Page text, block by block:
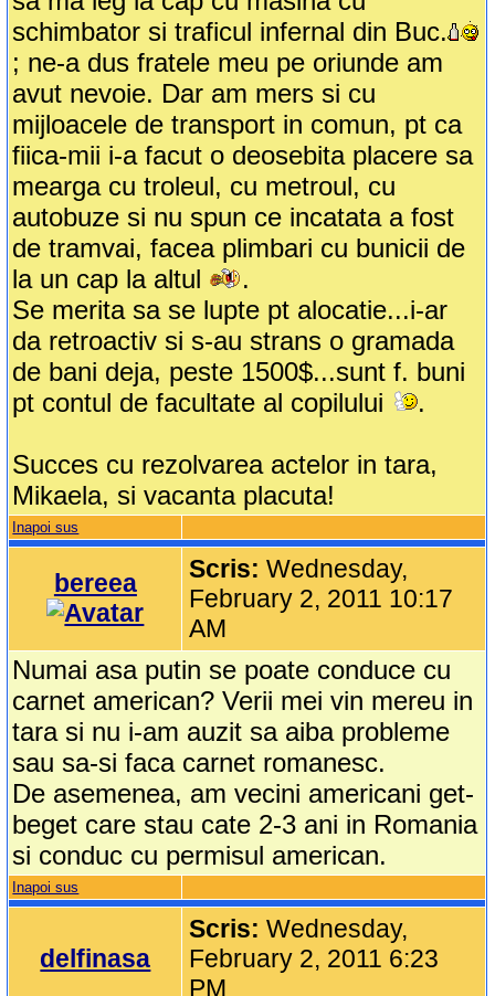
schimbator si traficul infernal din Buc.
; ne-a dus fratele meu pe oriunde am
avut nevoie. Dar am mers si cu
mijloacele de transport in comun, pt ca
fiica-mii i-a facut o deosebita placere sa
mearga cu troleul, cu metroul, cu
autobuze si nu spun ce incatata a fost
de tramvai, facea plimbari cu bunicii de
la un cap la altul
.
Se merita sa se lupte pt alocatie...i-ar
da retroactiv si s-au strans o gramada
de bani deja, peste 1500$...sunt f. buni
pt contul de facultate al copilului
.
Succes cu rezolvarea actelor in tara,
Mikaela, si vacanta placuta!
Inapoi sus
bereea Scris:Wednesday,
February 2, 2011 10:17
AM
Numai asa putin se poate conduce cu
carnet american? Verii mei vin mereu in
tara si nu i-am auzit sa aiba probleme
sau sa-si faca carnet romanesc.
De asemenea, am vecini americani get-
beget care stau cate 2-3 ani in Romania
si conduc cu permisul american.
Inapoi sus
delfinasa
Scris:Wednesday,
February 2, 2011 6:23
PM